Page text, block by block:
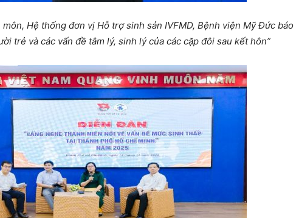
Hệ thống đơn vị Hỗ trợ sinh sản IVFMD, Bệnh viện Mỹ Đức báo
trẻ và các vấn đề tâm lý, sinh lý của các cặp đôi sau kết hôn”